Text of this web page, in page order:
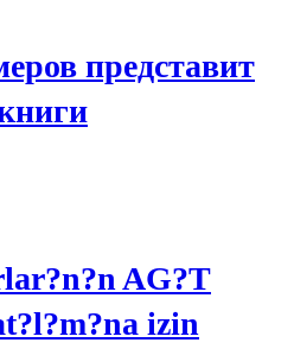
представит
AG?T
izin